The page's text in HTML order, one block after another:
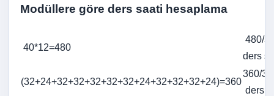
Modüllere göre ders saati hesaplama
40*12=480
480/
ders
(32+24+32+32+32+32+32+24+32+32+32+24)=360
360/
ders